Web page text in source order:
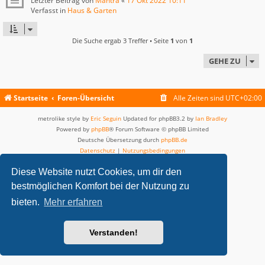
Diese Website nutzt Cookies, um dir den
bestmöglichen Komfort bei der Nutzung zu
bieten. Mehr erfahren
Verstanden!
Verfasst in Haus & Garten
Die Suche ergab 3 Treffer • Seite 1 von 1
GEHE ZU
Startseite Foren-Übersicht Alle Zeiten sind UTC+02:00
metrolike style by Eric Seguin Updated for phpBB3.2 by Ian Bradley
Powered by phpBB® Forum Software © phpBB Limited
Deutsche Übersetzung durch phpBB.de
Datenschutz | Nutzungsbedingungen